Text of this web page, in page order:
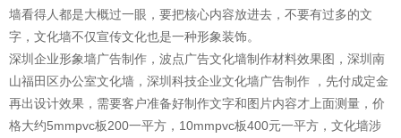
墙看得人都是大概过一眼，要把核心内容放进去，不要有过多的文
字，文化墙不仅宣传文化也是一种形象装饰。
深圳企业形象墙广告制作，波点广告文化墙制作材料效果图，深圳南
山福田区办公室文化墙，深圳科技企业文化墙广告制作 ，先付成定金
再出设计效果，需要客户准备好制作文字和图片内容才上面测量，价
格大约5mmpvc板200一平方，10mmpvc板400元一平方，文化墙涉